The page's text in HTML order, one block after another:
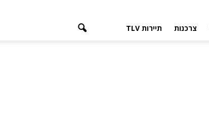
צרכנות תיירות TLV